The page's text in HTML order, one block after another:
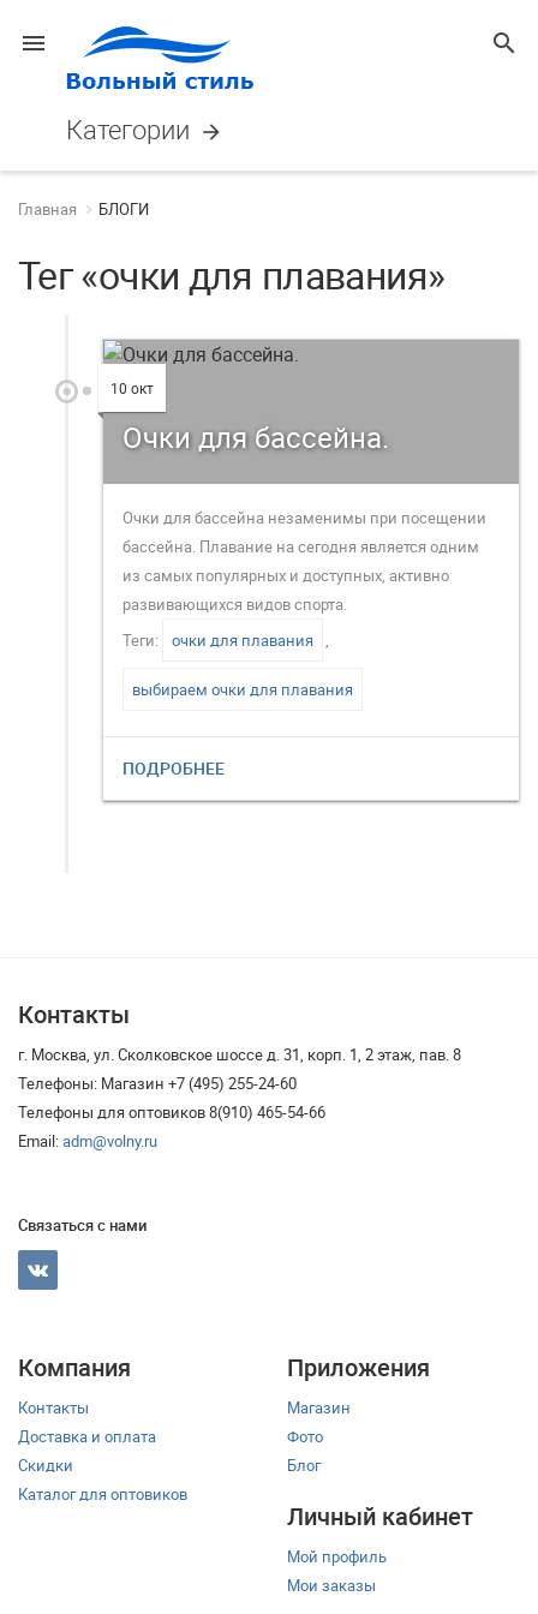
menu search
Категории arrow_forward
Главная БЛОГИ
Тег «очки для плавания»
10 окт
Очки для бассейна.
Очки для бассейна незаменимы при посещении
бассейна. Плавание на сегодня является одним
из самых популярных и доступных, активно
развивающихся видов спорта.
Теги:
очки для плавания ,
выбираем очки для плавания
ПОДРОБНЕЕ
Контакты
г. Москва, ул. Сколковское шоссе д. 31, корп. 1, 2 этаж, пав. 8
Телефоны: Магазин +7 (495) 255-24-60
Телефоны для оптовиков 8(910) 465-54-66
Email:adm@volny.ru
Связаться с нами
Компания
Контакты
Доставка и оплата
Скидки
Каталог для оптовиков
Приложения
Магазин
Фото
Блог
Личный кабинет
Мой профиль
Мои заказы